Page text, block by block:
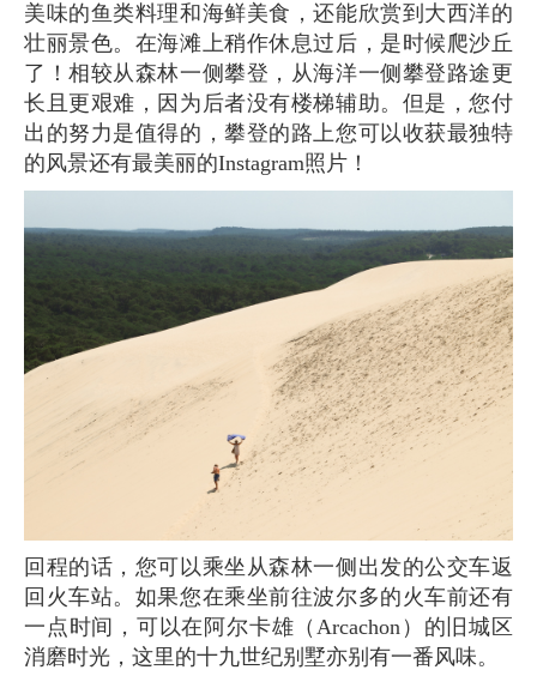
美味的鱼类料理和海鲜美食，还能欣赏到大西洋的
壮丽景色。在海滩上稍作休息过后，是时候爬沙丘
了！相较从森林一侧攀登，从海洋一侧攀登路途更
长且更艰难，因为后者没有楼梯辅助。但是，您付
出的努力是值得的，攀登的路上您可以收获最独特
的风景还有最美丽的Instagram照片！
回程的话，您可以乘坐从森林一侧出发的公交车返
回火车站。如果您在乘坐前往波尔多的火车前还有
一点时间，可以在阿尔卡雄（Arcachon）的旧城区
消磨时光，这里的十九世纪别墅亦别有一番风味。